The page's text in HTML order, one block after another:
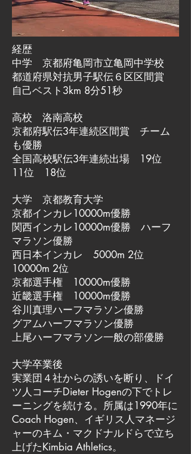
経歴
中学 京都府亀岡市立亀岡中学校
都道府県対抗男子駅伝６区区間賞
自己ベスト3km 8分51秒
高校 洛南高校
京都府駅伝3年連続区間賞 チーム
も優勝
全国高校駅伝3年連続出場 19位
11位 18位
大学 京都教育大学
京都インカレ10000m優勝
関西インカレ10000m優勝 ハーフ
マラソン優勝
西日本インカレ 5000m 2位
10000m 2位
京都選手権 10000m優勝
近畿選手権 10000m優勝
谷川真理ハーフマラソン優勝
グアムハーフマラソン優勝
上尾ハーフマラソン一般の部優勝
大学卒業後
実業団４社からの誘いを断り、ドイ
ツ人コーチDieter Hogenの下でトレ
ーニングを続ける。所属は1990年に
Coach Hogen、イギリス人マネージ
ャーのキム・マクドナルドらで立ち
上げたKimbia Athletics。